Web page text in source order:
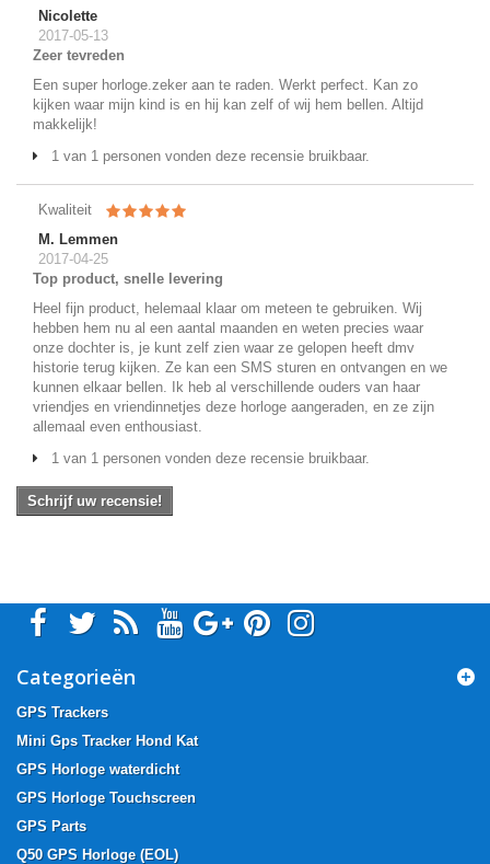
Nicolette
2017-05-13
Zeer tevreden
Een super horloge.zeker aan te raden. Werkt perfect. Kan zo
kijken waar mijn kind is en hij kan zelf of wij hem bellen. Altijd
makkelijk!
1 van 1 personen vonden deze recensie bruikbaar.
Kwaliteit
M. Lemmen
2017-04-25
Top product, snelle levering
Heel fijn product, helemaal klaar om meteen te gebruiken. Wij
hebben hem nu al een aantal maanden en weten precies waar
onze dochter is, je kunt zelf zien waar ze gelopen heeft dmv
historie terug kijken. Ze kan een SMS sturen en ontvangen en we
kunnen elkaar bellen. Ik heb al verschillende ouders van haar
vriendjes en vriendinnetjes deze horloge aangeraden, en ze zijn
allemaal even enthousiast.
1 van 1 personen vonden deze recensie bruikbaar.
Schrijf uw recensie!
Categorieën
GPS Trackers
Mini Gps Tracker Hond Kat
GPS Horloge waterdicht
GPS Horloge Touchscreen
GPS Parts
Q50 GPS Horloge (EOL)